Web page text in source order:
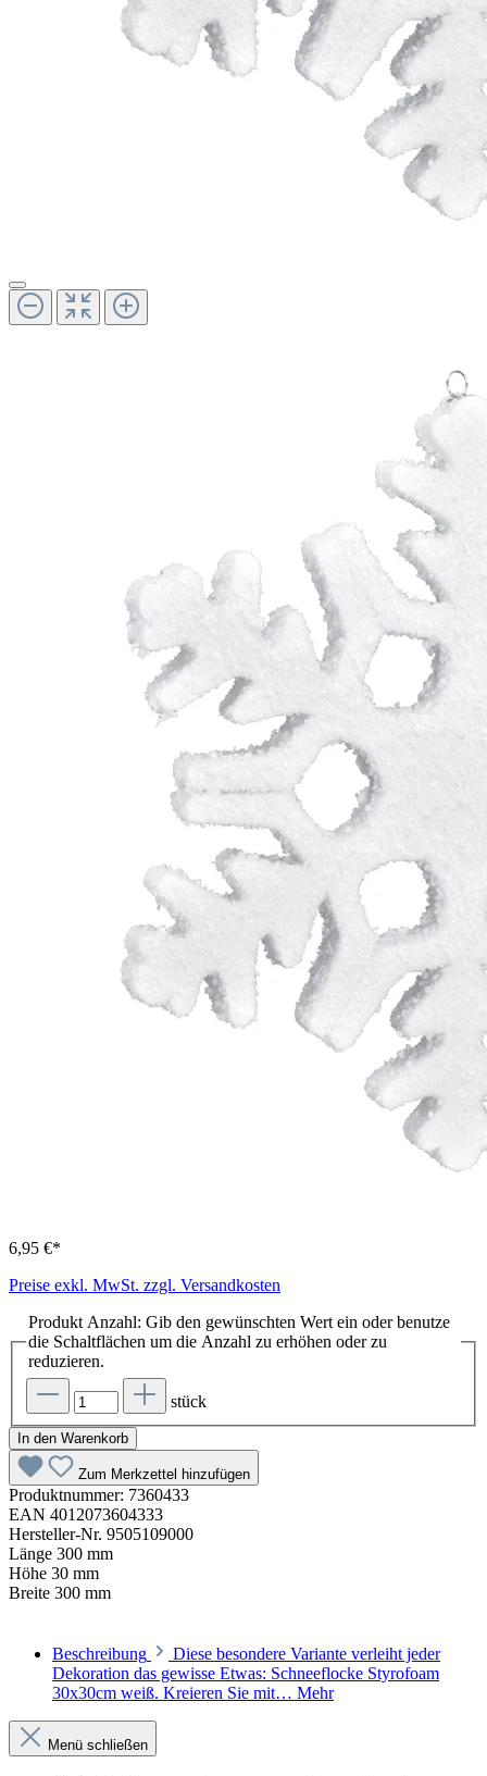
6,95 €*
Preise exkl. MwSt. zzgl. Versandkosten
Produkt Anzahl: Gib den gewünschten Wert ein oder benutze
die Schaltflächen um die Anzahl zu erhöhen oder zu
reduzieren.
stück
In den Warenkorb
Zum Merkzettel hinzufügen
Produktnummer: 7360433
EAN 4012073604333
Hersteller-Nr. 9505109000
Länge 300 mm
Höhe 30 mm
Breite 300 mm
Beschreibung
Diese besondere Variante verleiht jeder
Dekoration das gewisse Etwas: Schneeflocke Styrofoam
30x30cm weiß. Kreieren Sie mit… Mehr
Menü schließen